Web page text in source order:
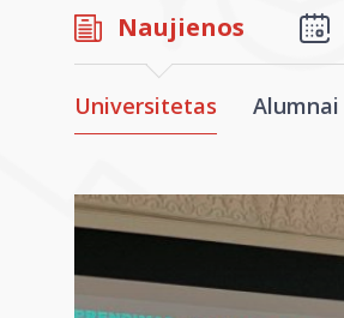
Naujienos
Universitetas Alumnai